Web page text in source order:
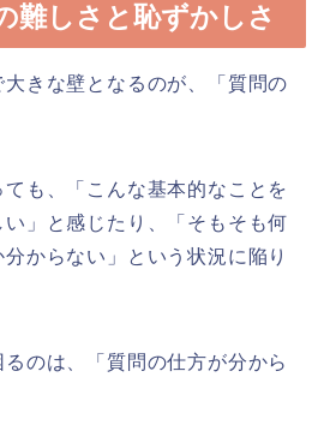
難しさと恥ずかしさ
きな壁となるのが、「質問の
も、「こんな基本的なことを
」と感じたり、「そもそも何
からない」という状況に陥り
のは、「質問の仕方が分から